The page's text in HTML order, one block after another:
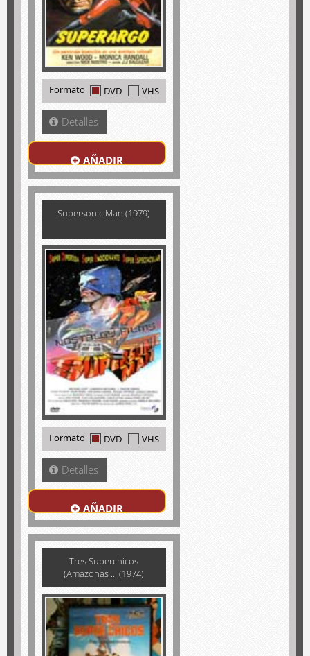
Formato DVD VHS
Detalles
AÑADIR
Supersonic Man (1979)
Formato DVD VHS
Detalles
AÑADIR
Tres Superchicos
(Amazonas ... (1974)